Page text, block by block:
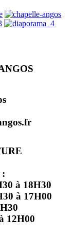
:
à 18H30
à 17H00
12H00